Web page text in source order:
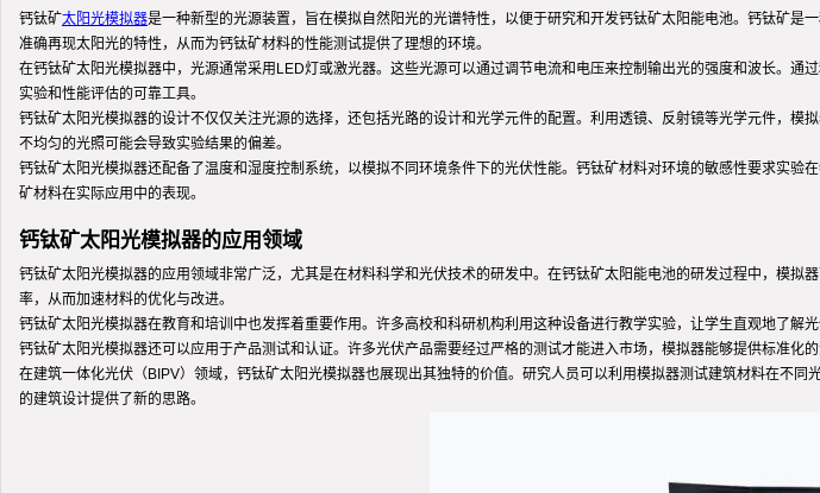
钙钛矿太阳光模拟器是一种新型的光源装置，旨在模拟自然阳光的光谱特性，以便于研究和开发钙钛矿太阳能电池。钙钛矿
准确再现太阳光的特性，从而为钙钛矿材料的性能测试提供了理想的环境。
在钙钛矿太阳光模拟器中，光源通常采用LED灯或激光器。这些光源可以通过调节电流和电压来控制输出光的强度和波长。
实验和性能评估的可靠工具。
钙钛矿太阳光模拟器的设计不仅仅关注光源的选择，还包括光路的设计和光学元件的配置。利用透镜、反射镜等光学元件，
不均匀的光照可能会导致实验结果的偏差。
钙钛矿太阳光模拟器还配备了温度和湿度控制系统，以模拟不同环境条件下的光伏性能。钙钛矿材料对环境的敏感性要求实
矿材料在实际应用中的表现。
钙钛矿太阳光模拟器的应用领域
钙钛矿太阳光模拟器的应用领域非常广泛，尤其是在材料科学和光伏技术的研发中。在钙钛矿太阳能电池的研发过程中，模
率，从而加速材料的优化与改进。
钙钛矿太阳光模拟器在教育和培训中也发挥着重要作用。许多高校和科研机构利用这种设备进行教学实验，让学生直观地了解
钙钛矿太阳光模拟器还可以应用于产品测试和认证。许多光伏产品需要经过严格的测试才能进入市场，模拟器能够提供标准
在建筑一体化光伏（BIPV）领域，钙钛矿太阳光模拟器也展现出其独特的价值。研究人员可以利用模拟器测试建筑材料在不
的建筑设计提供了新的思路。